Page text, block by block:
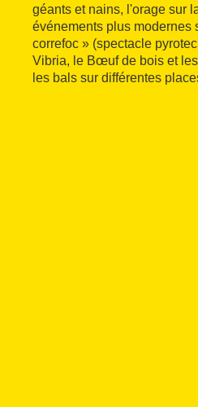
géants et nains, l'orage sur
événements plus modernes
correfoc » (spectacle
Vibria, le Bœuf de bois et
les bals sur différentes